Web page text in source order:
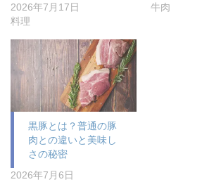
2026年7月17日
料理
牛肉
黒豚とは？普通の豚
肉との違いと美味し
さの秘密
2026年7月6日